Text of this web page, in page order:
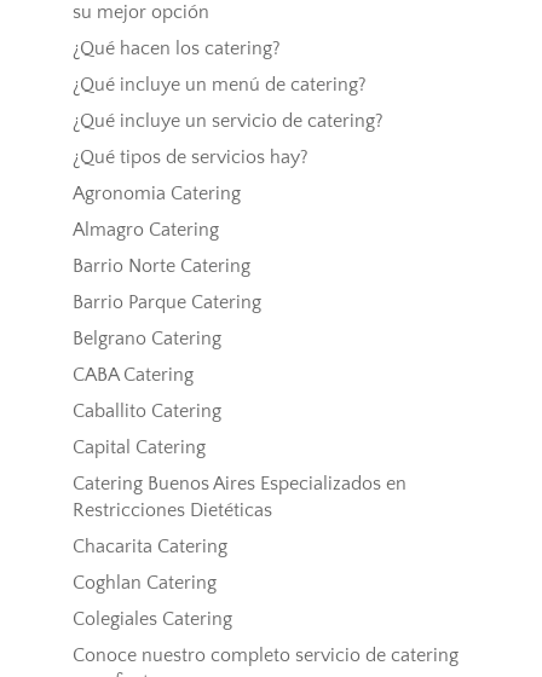
su mejor opción
¿Qué hacen los catering?
¿Qué incluye un menú de catering?
¿Qué incluye un servicio de catering?
¿Qué tipos de servicios hay?
Agronomia Catering
Almagro Catering
Barrio Norte Catering
Barrio Parque Catering
Belgrano Catering
CABA Catering
Caballito Catering
Capital Catering
Catering Buenos Aires Especializados en
Restricciones Dietéticas
Chacarita Catering
Coghlan Catering
Colegiales Catering
Conoce nuestro completo servicio de catering